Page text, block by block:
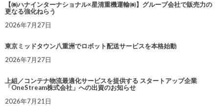
【㈱ハナインターナショナル×星清重機運輸㈱】グループ会社で販売力の
更なる強化ねらう
2026年7月27日
東京ミッドタウン八重洲でロボット配送サービスを本格始動
2026年7月27日
上組／コンテナ物流最適化サービスを提供する スタートアップ企業
「OneStream株式会社」への出資のお知らせ
2026年7月21日